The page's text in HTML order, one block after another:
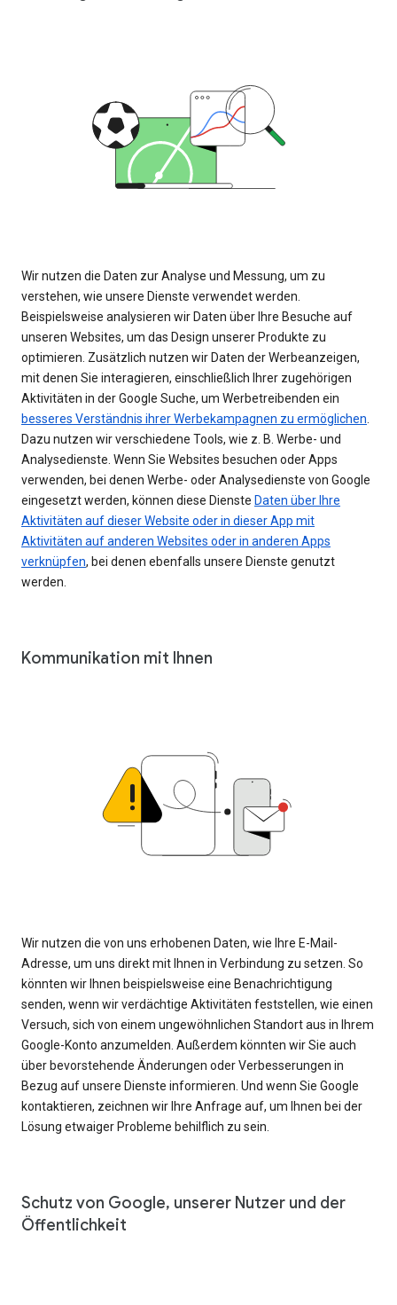
Wir nutzen die Daten zur Analyse und Messung, um zu
verstehen, wie unsere Dienste verwendet werden.
Beispielsweise analysieren wir Daten über Ihre Besuche auf
unseren Websites, um das Design unserer Produkte zu
optimieren. Zusätzlich nutzen wir Daten der Werbeanzeigen,
mit denen Sie interagieren, einschließlich Ihrer zugehörigen
Aktivitäten in der Google Suche, um Werbetreibenden ein
besseres Verständnis ihrer Werbekampagnen zu ermöglichen.
Dazu nutzen wir verschiedene Tools, wie z. B. Werbe- und
Analysedienste. Wenn Sie Websites besuchen oder Apps
verwenden, bei denen Werbe- oder Analysedienste von Google
eingesetzt werden, können diese Dienste Daten über Ihre
Aktivitäten auf dieser Website oder in dieser App mit
Aktivitäten auf anderen Websites oder in anderen Apps
verknüpfen, bei denen ebenfalls unsere Dienste genutzt
werden.
Kommunikation mit Ihnen
Wir nutzen die von uns erhobenen Daten, wie Ihre E-Mail-
Adresse, um uns direkt mit Ihnen in Verbindung zu setzen. So
könnten wir Ihnen beispielsweise eine Benachrichtigung
senden, wenn wir verdächtige Aktivitäten feststellen, wie einen
Versuch, sich von einem ungewöhnlichen Standort aus in Ihrem
Google-Konto anzumelden. Außerdem könnten wir Sie auch
über bevorstehende Änderungen oder Verbesserungen in
Bezug auf unsere Dienste informieren. Und wenn Sie Google
kontaktieren, zeichnen wir Ihre Anfrage auf, um Ihnen bei der
Lösung etwaiger Probleme behilflich zu sein.
Schutz von Google, unserer Nutzer und der
Öffentlichkeit